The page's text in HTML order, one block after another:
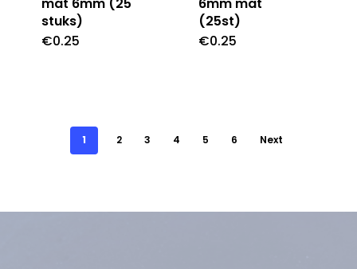
mat 6mm (25
stuks)
€0.25
6mm mat
(25st)
€0.25
1 2 3 4 5 6 Next